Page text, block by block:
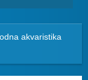
akvaristika